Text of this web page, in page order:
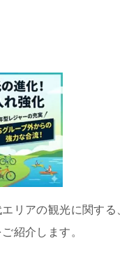
リアの観光に関する、
紹介します。